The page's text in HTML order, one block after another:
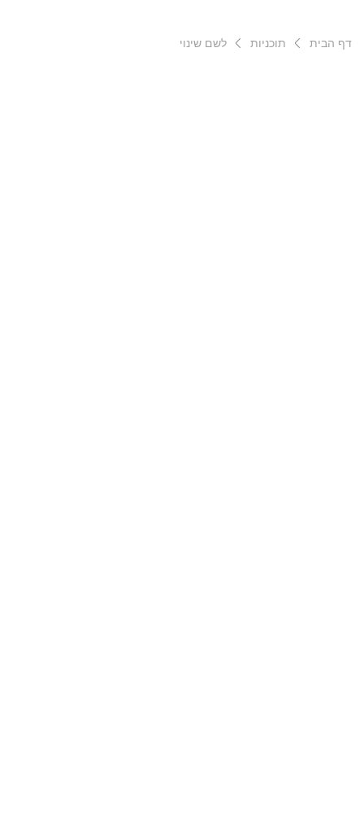
דף הבית תוכניות לשם שינוי